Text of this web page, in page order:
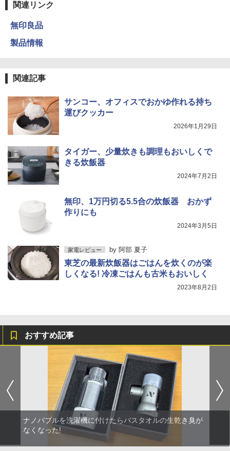
関連リンク
無印良品
製品情報
関連記事
サンコー、オフィスでおかゆ作れる持ち
運びクッカー
2026年1月29日
タイガー、少量炊きも調理もおいしくで
きる炊飯器
2024年7月2日
無印、1万円切る5.5合の炊飯器 おかず
作りにも
2024年3月5日
家電レビュー by 阿部 夏子
東芝の最新炊飯器はごはんを炊くのが楽
しくなる! 冷凍ごはんも古米もおいしく
2023年8月2日
おすすめ記事
ナノバブルを洗濯機に付けたらバスタオルの生乾き臭が
なくなった!